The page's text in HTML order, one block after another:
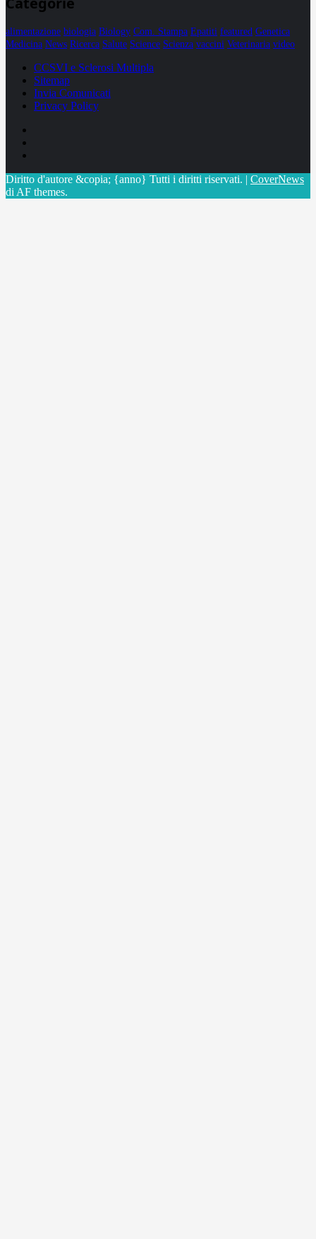
alimentazione biologia Biology Com. Stampa Epatiti featured Genetica
Medicina News Ricerca Salute Science Scienza vaccini Veterinaria video
CCSVI e Sclerosi Multipla
Sitemap
Invia Comunicati
Privacy Policy
Diritto d'autore &copia; {anno} Tutti i diritti riservati. | CoverNews
di AF themes.